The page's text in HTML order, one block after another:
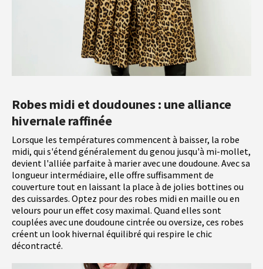
Robes midi et doudounes : une alliance
hivernale raffinée
Lorsque les températures commencent à baisser, la robe
midi, qui s'étend généralement du genou jusqu'à mi-mollet,
devient l'alliée parfaite à marier avec une doudoune. Avec sa
longueur intermédiaire, elle offre suffisamment de
couverture tout en laissant la place à de jolies bottines ou
des cuissardes. Optez pour des robes midi en maille ou en
velours pour un effet cosy maximal. Quand elles sont
couplées avec une doudoune cintrée ou oversize, ces robes
créent un look hivernal équilibré qui respire le chic
décontracté.